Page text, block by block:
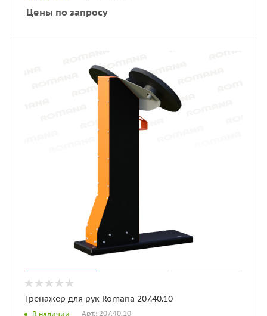
Цены по запросу
Тренажер для рук Romana 207.40.10
В наличии Арт.: 207.40.10